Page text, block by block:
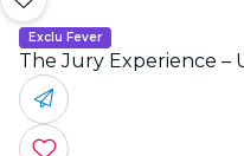
Exclu Fever
The Jury Experience –